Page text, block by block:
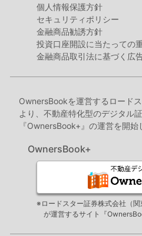
個人情報保護方針
セキュリティポリシー
金融商品勧誘方針
投資口座開設に当たっての
金融商品取引法に基づく広
OwnersBookを運営するロード
より、不動産特化型のデジタル
『OwnersBook+』の運営を開始
OwnersBook+
※ロードスター証券株式会社（
が運営するサイト『